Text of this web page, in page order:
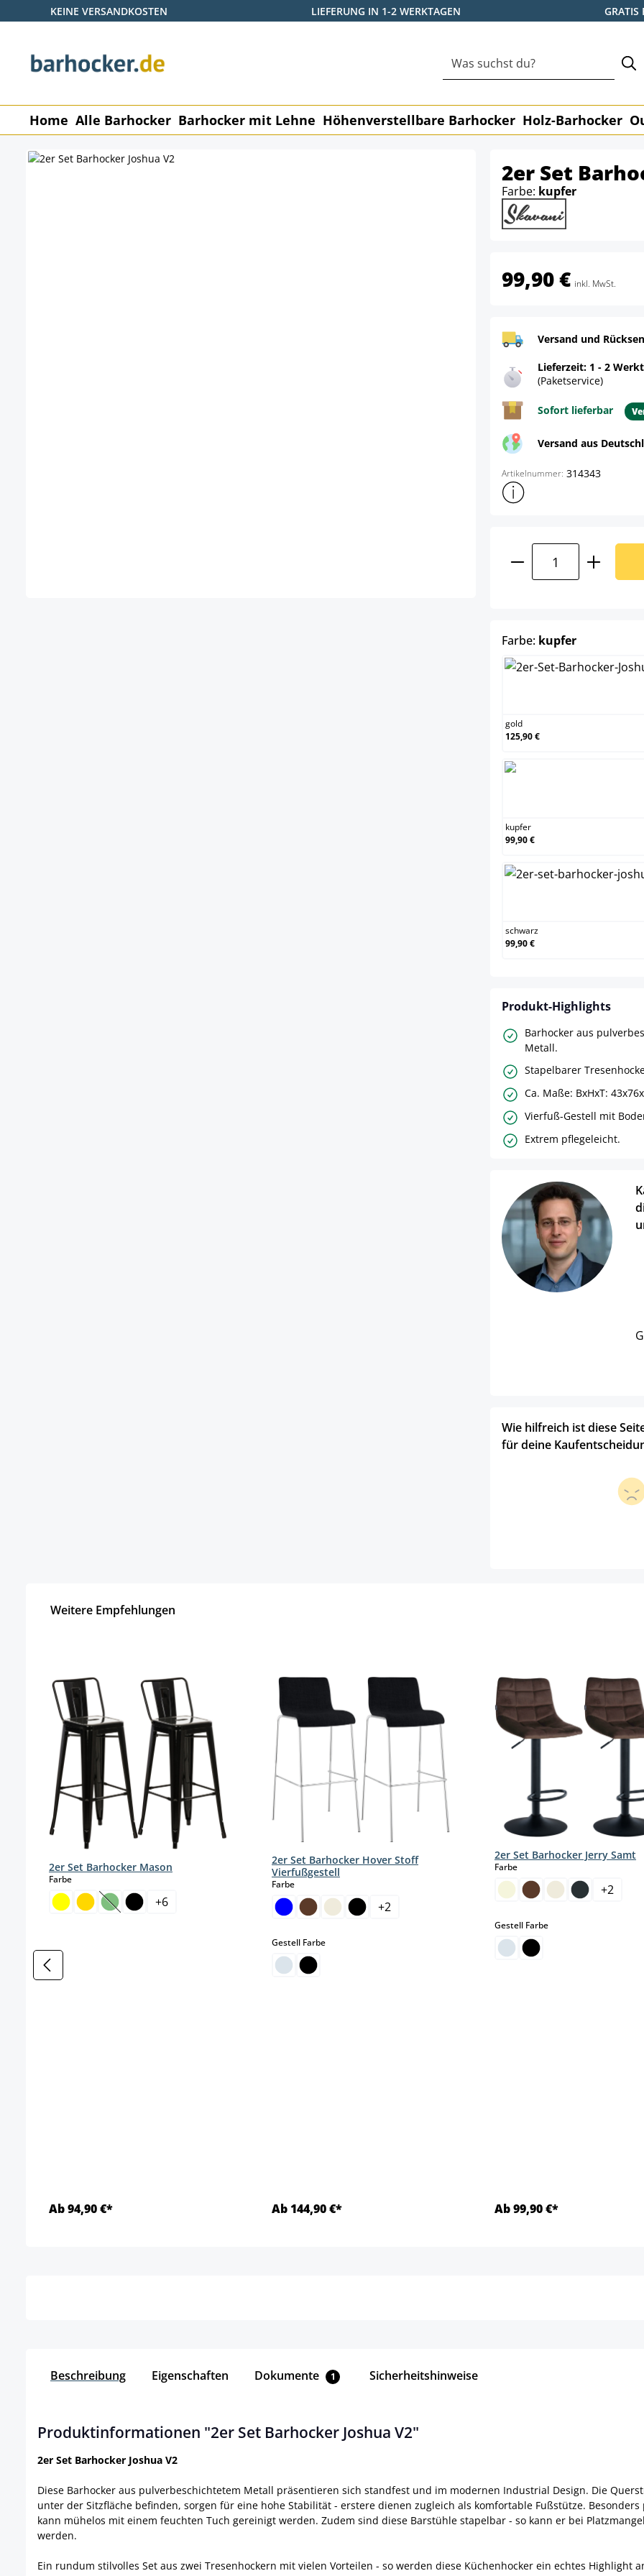
Hauptinhalt springen
Zur Suche springen
Zur Hauptnavigation springen
KEINE VERSANDKOSTEN LIEFERUNG IN 1-2 WERKTAGEN GRATIS
Home Alle Barhocker Barhocker mit Lehne Höhenverstellbare Barhocker Holz-Barhocker
2er Set
Farbe: kupfer
99,90 € inkl. MwSt.
Versand und
Lieferzeit: 1 - 2
(Paketservice)
Sofort lieferbar
Versand aus
Artikelnummer: 314343
Weitere
Produkt Anzahl:
Farbe: kupferauswählen
gold
125,90 €
kupfer
99,90 €
schwarz
99,90 €
Produkt-Highlights
Barhocker aus
Metall.
Stapelbarer
Ca. Maße: BxHxT:
Vierfuß-Gestell mit
Extrem pflegeleicht.
Wie hilfreich ist diese
für deine
Weitere Empfehlungen
2er Set Barhocker Mason
Farbeauswählen
(Diese Option ist zurzeit nicht verfügbar.)
+6
Ab 94,90 €*
2er Set Barhocker Hover Stoff
Vierfußgestell
Farbeauswählen
+2
Gestell Farbeauswählen
Ab 144,90 €*
2er Set Barhocker Jerry Samt
Farbeauswählen
+2
Gestell Farbeauswählen
Ab 99,90 €*
Beschreibung Eigenschaften Dokumente 1 Sicherheitshinweise
Produktinformationen "2er Set Barhocker Joshua V2"
2er Set Barhocker Joshua V2
Diese Barhocker aus pulverbeschichtetem Metall präsentieren sich standfest und im modernen Industrial Design. Die
unter der Sitzfläche befinden, sorgen für eine hohe Stabilität - erstere dienen zugleich als komfortable Fußstütze.
kann mühelos mit einem feuchten Tuch gereinigt werden. Zudem sind diese Barstühle stapelbar - so kann er bei
werden.
Ein rundum stilvolles Set aus zwei Tresenhockern mit vielen Vorteilen - so werden diese Küchenhocker ein echtes Highlight